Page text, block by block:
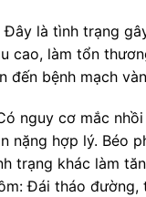
là tình trạng
cao, làm tổn
đến bệnh mạch
nguy cơ mắc
nặng hợp lý. Béo
trạng khác làm
Đái tháo đường,